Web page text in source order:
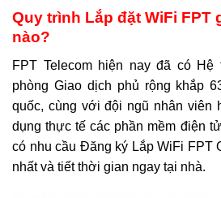
Quy trình Lắp đặt WiFi
nào?
FPT Telecom hiện nay đã có Hệ
phòng Giao dịch phủ rộng khắp
quốc, cùng với đội ngũ nhân viên
dụng thực tế các phần mềm điện
có nhu cầu Đăng ký Lắp WiFi FPT
nhất và tiết thời gian ngay tại nhà.